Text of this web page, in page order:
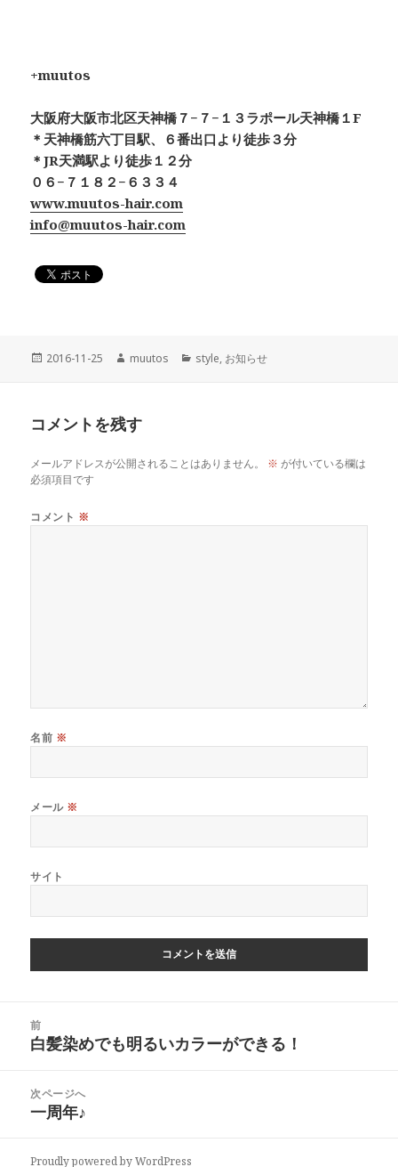
+muutos
大阪府大阪市北区天神橋７−７−１３ラポール天神橋１F
＊天神橋筋六丁目駅、６番出口より徒歩３分
＊JR天満駅より徒歩１２分
０６−７１８２−６３３４
www.muutos-hair.com
info@muutos-hair.com
投
2016-11-25
作
muutos
カ
style, お知らせ
コメントを残す
メールアドレスが公開されることはありません。 ※ が付いている欄は
必須項目です
コメント ※
名前 ※
メール ※
サイト
前
前
投
稿:
白髪染めでも明るいカラーができる！
次ページへ
次
投
一周年♪
Proudly powered by WordPress